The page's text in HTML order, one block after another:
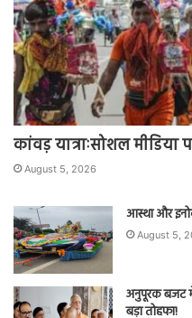
कांवड़ यात्राःसोशल
August 5, 2026
आस्था और
August 5,
अनुपूरक बजट
बड़ा तोहफा!